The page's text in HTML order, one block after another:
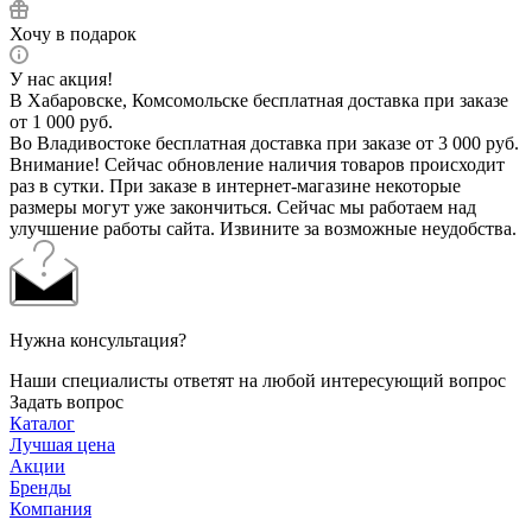
Хочу в подарок
У нас акция!
В Хабаровске, Комсомольске бесплатная доставка при заказе
от 1 000 руб.
Во Владивостоке бесплатная доставка при заказе от 3 000 руб.
Внимание! Сейчас обновление наличия товаров происходит
раз в сутки. При заказе в интернет-магазине некоторые
размеры могут уже закончиться. Сейчас мы работаем над
улучшение работы сайта. Извините за возможные неудобства.
Нужна консультация?
Наши специалисты ответят на любой интересующий вопрос
Задать вопрос
Каталог
Лучшая цена
Акции
Бренды
Компания